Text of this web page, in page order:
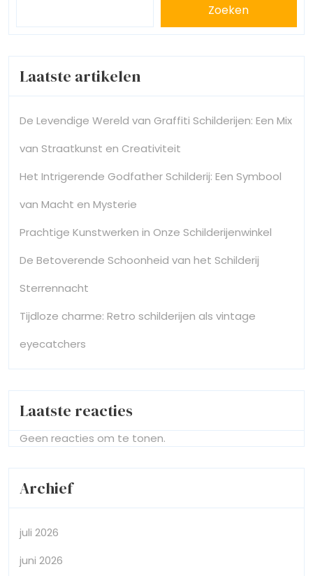
Zoeken
Laatste artikelen
De Levendige Wereld van Graffiti Schilderijen: Een Mix
van Straatkunst en Creativiteit
Het Intrigerende Godfather Schilderij: Een Symbool
van Macht en Mysterie
Prachtige Kunstwerken in Onze Schilderijenwinkel
De Betoverende Schoonheid van het Schilderij
Sterrennacht
Tijdloze charme: Retro schilderijen als vintage
eyecatchers
Laatste reacties
Geen reacties om te tonen.
Archief
juli 2026
juni 2026